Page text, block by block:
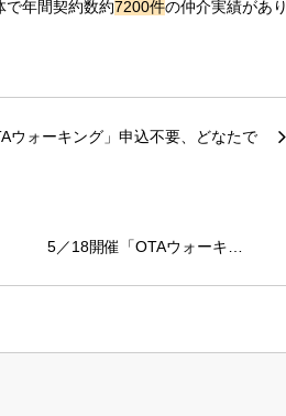
で年間契約数約7200件の仲介実績があり
5／18開催「OTAウォーキ…